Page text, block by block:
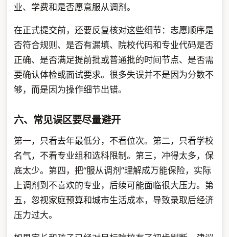
业、学费和是否愿意服从调剂。
在正式提交前，还要反复核对这些细节：志愿顺序是
否符合规则、是否有漏填、院校代码和专业代码是否
正确、是否满足提前批或普通批的时间节点、是否需
要确认体检或面试要求。很多失误并不是因为分数不
够，而是因为操作细节出错。
六、常见误区要尽量避开
第一，只看去年最低分，不看位次。第二，只看学校
名气，不看专业组和选科限制。第三，冲得太多，保
底太少。第四，把“服从调剂”理解成万能保险，实际
上调剂到不喜欢的专业，后续可能面临很大压力。第
五，忽视家庭预算和城市生活成本，导致录取后经济
压力过大。